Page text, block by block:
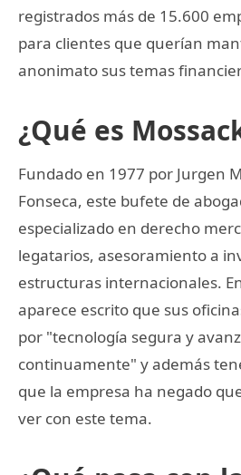
registrados más de 15.600
para clientes que querían
anonimato sus temas
¿Qué es
Fundado en 1977 por Jurgen
Fonseca, este bufete de
especializado en derecho
legatarios, asesoramiento a
estructuras internacionales.
aparece escrito que sus
por "tecnología segura y
continuamente" y además
que la empresa ha negado
ver con este tema.